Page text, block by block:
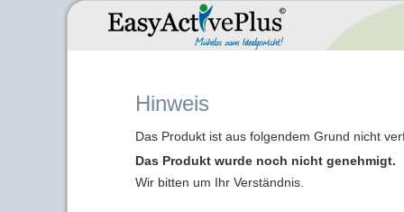
Hinweis
Das Produkt ist aus folgendem Grund nicht
Das Produkt wurde noch nicht genehmigt.
Wir bitten um Ihr Verständnis.